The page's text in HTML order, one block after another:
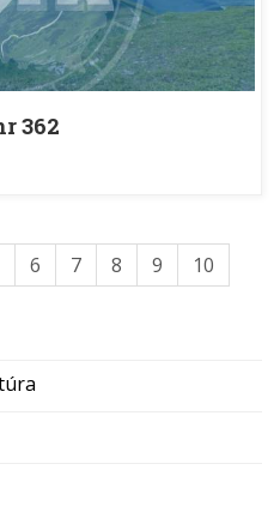
362
6 7 8 9 10